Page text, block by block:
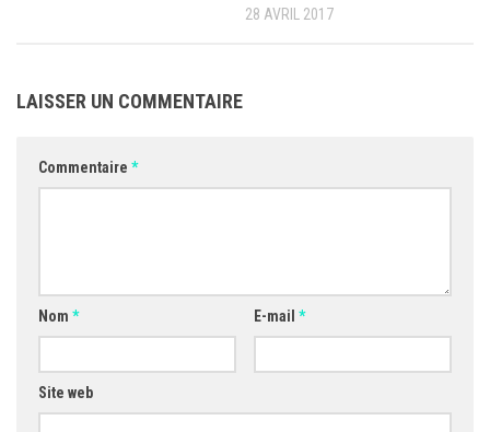
28 AVRIL 2017
LAISSER UN COMMENTAIRE
Commentaire *
Nom * E-mail *
Site web